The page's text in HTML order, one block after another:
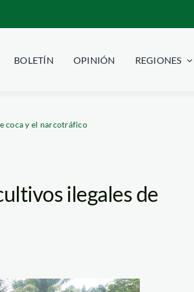
BOLETÍN OPINIÓN REGIONES
coca y el narcotráfico
ilegales de